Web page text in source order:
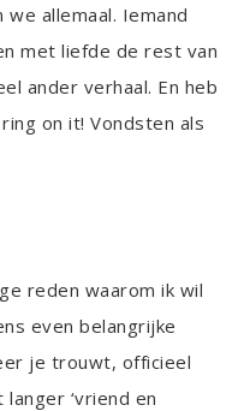
allemaal. Iemand
met liefde de rest van
ander verhaal. En heb
on it! Vondsten als
reden waarom ik wil
even belangrijke
je trouwt, officieel
langer ‘vriend en